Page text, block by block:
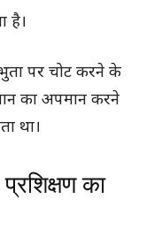
है।
पर चोट करने के
का अपमान करने
था।
का